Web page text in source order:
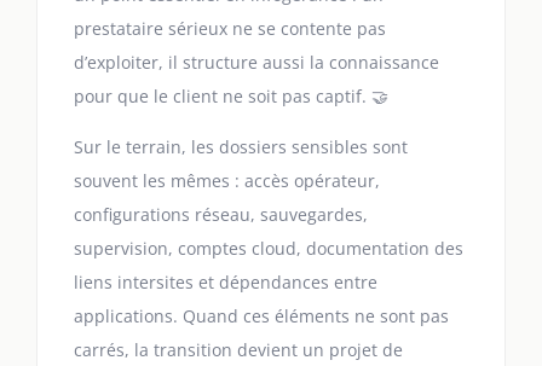
prestataire sérieux ne se contente pas
d’exploiter, il structure aussi la connaissance
pour que le client ne soit pas captif. 🤝
Sur le terrain, les dossiers sensibles sont
souvent les mêmes : accès opérateur,
configurations réseau, sauvegardes,
supervision, comptes cloud, documentation des
liens intersites et dépendances entre
applications. Quand ces éléments ne sont pas
carrés, la transition devient un projet de